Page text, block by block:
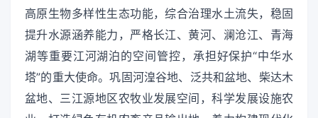
高原生物多样性生态功能，综合治理水土流失，稳固
提升水源涵养能力，严格长江、黄河、澜沧江、青海
湖等重要江河湖泊的空间管控，承担好保护“中华水
塔”的重大使命。巩固河湟谷地、泛共和盆地、柴达木
盆地、三江源地区农牧业发展空间，科学发展设施农